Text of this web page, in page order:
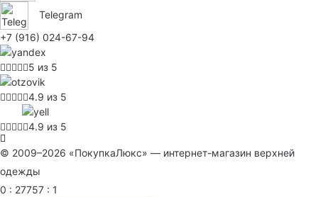
Telegram
+7 (916) 024-67-94
5 из 5
4.9 из 5
4.9 из 5
© 2009–2026 «ПокупкаЛюкс» — интернет-магазин верхней
одежды
0 : 27757 : 1